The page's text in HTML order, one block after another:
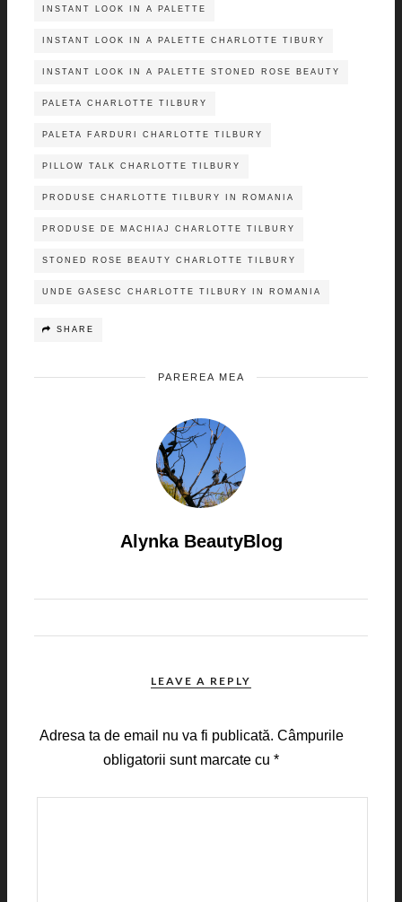
INSTANT LOOK IN A PALETTE
INSTANT LOOK IN A PALETTE CHARLOTTE TIBURY
INSTANT LOOK IN A PALETTE STONED ROSE BEAUTY
PALETA CHARLOTTE TILBURY
PALETA FARDURI CHARLOTTE TILBURY
PILLOW TALK CHARLOTTE TILBURY
PRODUSE CHARLOTTE TILBURY IN ROMANIA
PRODUSE DE MACHIAJ CHARLOTTE TILBURY
STONED ROSE BEAUTY CHARLOTTE TILBURY
UNDE GASESC CHARLOTTE TILBURY IN ROMANIA
SHARE
PAREREA MEA
Alynka BeautyBlog
LEAVE A REPLY
Adresa ta de email nu va fi publicată. Câmpurile
obligatorii sunt marcate cu*